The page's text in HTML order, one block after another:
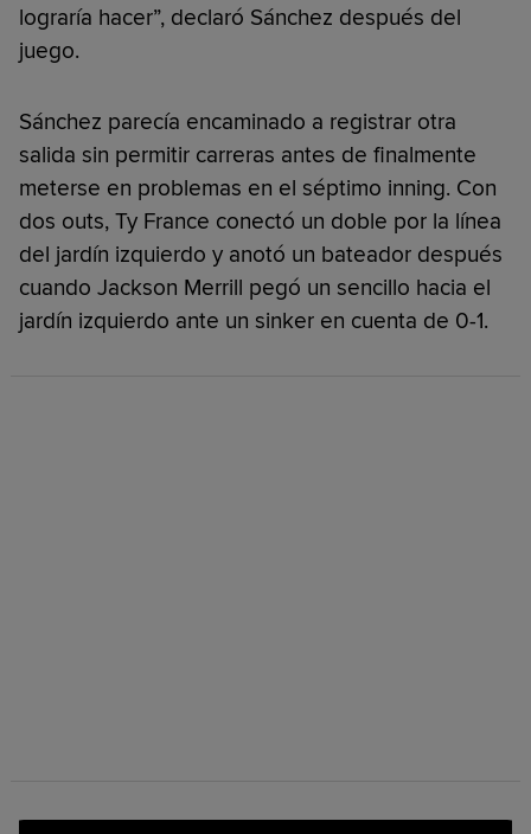
lograría hacer”, declaró Sánchez después del
juego.
Sánchez parecía encaminado a registrar otra
salida sin permitir carreras antes de finalmente
meterse en problemas en el séptimo inning. Con
dos outs, Ty France conectó un doble por la línea
del jardín izquierdo y anotó un bateador después
cuando Jackson Merrill pegó un sencillo hacia el
jardín izquierdo ante un sinker en cuenta de 0-1.